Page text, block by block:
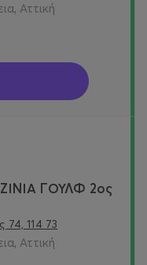
Αττική
ΓΟΥΛΦ 2ος
114 73
Αττική